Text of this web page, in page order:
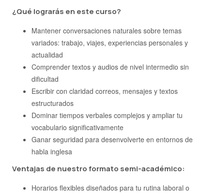
¿Qué lograrás en este curso?
Mantener conversaciones naturales sobre temas
variados: trabajo, viajes, experiencias personales y
actualidad
Comprender textos y audios de nivel intermedio sin
dificultad
Escribir con claridad correos, mensajes y textos
estructurados
Dominar tiempos verbales complejos y ampliar tu
vocabulario significativamente
Ganar seguridad para desenvolverte en entornos de
habla inglesa
Ventajas de nuestro formato semi-académico:
Horarios flexibles diseñados para tu rutina laboral o